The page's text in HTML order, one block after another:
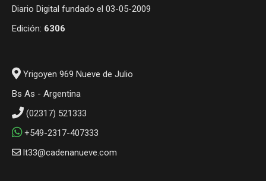
Diario Digital fundado el 03-05-2009
Edición: 6306
Yrigoyen 969 Nueve de Julio
Bs As - Argentina
(02317) 521333
+549-2317-407333
lt33@cadenanueve.com